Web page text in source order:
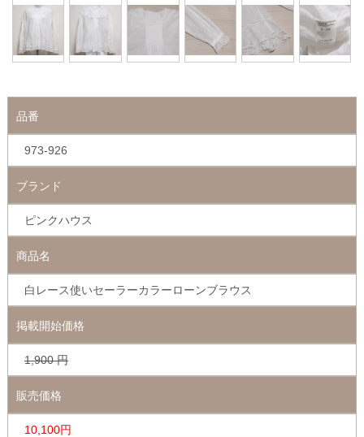
品番
973-926
ブランド
ピンクハウス
商品名
白レース使いセーラーカラーローンブラウス
掲載開始価格
1,900 円
販売価格
10,100円